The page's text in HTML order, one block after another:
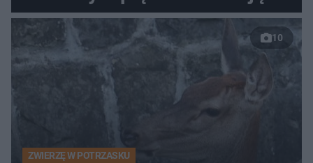
nagranie trafiło do sieci
10
ZWIERZĘ W POTRZASKU